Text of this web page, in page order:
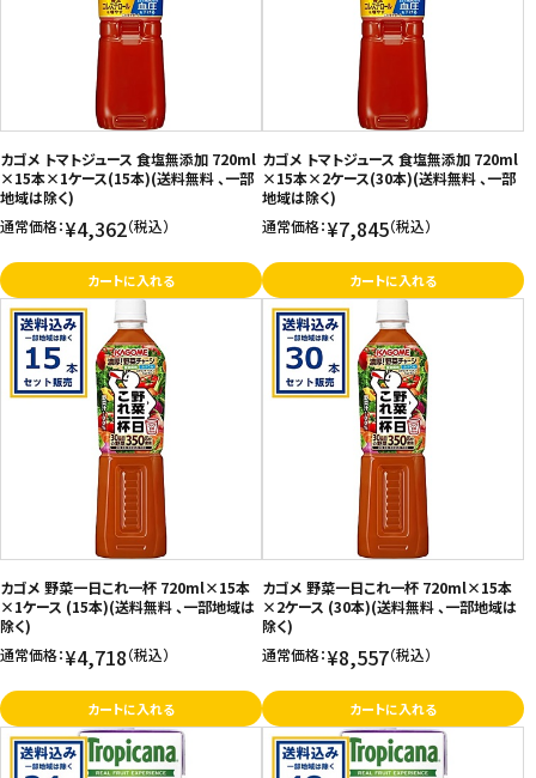
カゴメ トマトジュース 食塩無添加 720ml
×15本×1ケース(15本)(送料無料 、一部
地域は除く)
通常価格：¥4,362（税込）
カートに入れる
カゴメ トマトジュース 食塩無添加 720ml
×15本×2ケース(30本)(送料無料 、一部
地域は除く)
通常価格：¥7,845（税込）
カートに入れる
カゴメ 野菜一日これ一杯 720ml×15本
×1ケース (15本)(送料無料 、一部地域は
除く)
通常価格：¥4,718（税込）
カートに入れる
カゴメ 野菜一日これ一杯 720ml×15本
×2ケース (30本)(送料無料 、一部地域は
除く)
通常価格：¥8,557（税込）
カートに入れる